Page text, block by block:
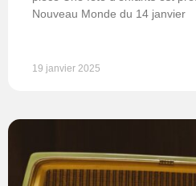
Nouveau Monde du 14 janvier
19 janvier 2025